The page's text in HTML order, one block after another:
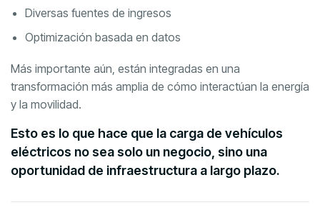
Diversas fuentes de ingresos
Optimización basada en datos
Más importante aún, están integradas en una
transformación más amplia de cómo interactúan la energía
y la movilidad.
Esto es lo que hace que la carga de vehículos
eléctricos no sea solo un negocio, sino una
oportunidad de infraestructura a largo plazo.